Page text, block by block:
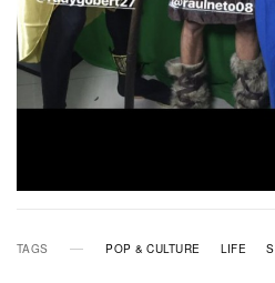
TAGS POP & CULTURE LIFE